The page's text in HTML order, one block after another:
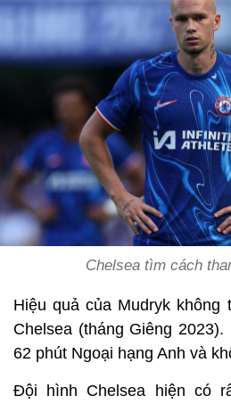
Chelsea tìm cách
Hiệu quả của Mudryk
Chelsea (tháng Giêng
62 phút Ngoại hạng Anh và
Đội hình Chelsea hiện có